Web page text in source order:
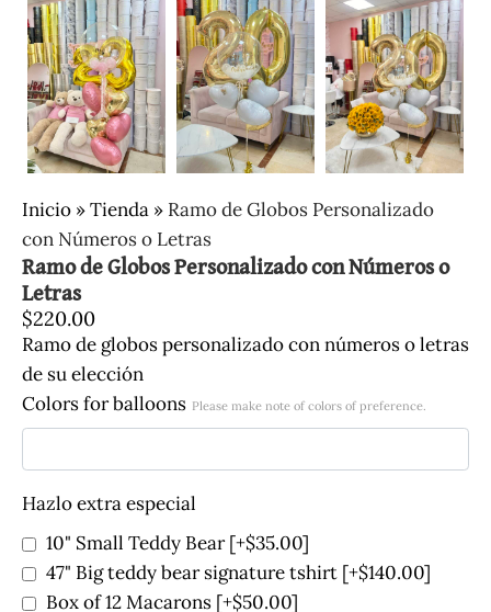
Inicio »Tienda » Ramo de Globos Personalizado
con Números o Letras
Ramo de Globos Personalizado con Números o
Letras
$220.00
Ramo de globos personalizado con números o letras
de su elección
Colors for balloons Please make note of colors of preference.
Hazlo extra especial
10" Small Teddy Bear[+$35.00]
47" Big teddy bear signature tshirt [+$140.00]
Box of 12 Macarons [+$50.00]